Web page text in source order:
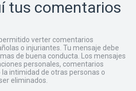
tus comentarios
verter comentarios
o injuriantes. Tu mensaje debe
de buena conducta. Los mensajes
personales, comentarios
intimidad de otras personas o
eliminados.